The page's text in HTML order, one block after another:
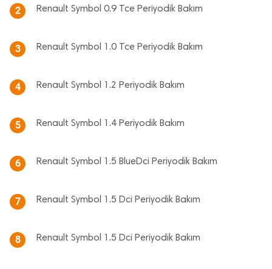
2 Renault Symbol 0.9 Tce Periyodik Bakım
3 Renault Symbol 1.0 Tce Periyodik Bakım
4 Renault Symbol 1.2 Periyodik Bakım
5 Renault Symbol 1.4 Periyodik Bakım
6 Renault Symbol 1.5 BlueDci Periyodik Bakım
7 Renault Symbol 1.5 Dci Periyodik Bakım
8 Renault Symbol 1.5 Dci Periyodik Bakım